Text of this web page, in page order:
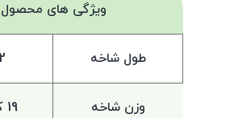
ویژگی های محصول
طول شاخه
وزن شاخه 19 کیلوگرم